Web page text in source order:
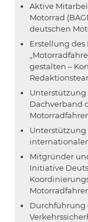
Aktive
Motorrad
deutschen
Erstellung des
gestalten –
Unterstützung
Dachverband
Unterstützung
Mitgründer
Initiative
Durchführung